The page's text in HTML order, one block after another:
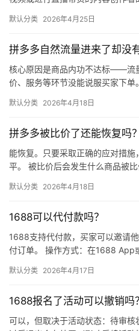
同等级…
默认分类 2026年4月25日
拼多多自然流量进来了却没
核心原因是商品内功不达标——流
价、服务等环节没能说服买家下
评少、…
默认分类 2026年4月18日
拼多多被比价了还能恢复吗？
能恢复。只要采取正确的应对措
平。 被比价后会发生什么商品被
网价格…
默认分类 2026年4月18日
1688可以代付款吗？
1688支持代付款，买家可以邀请
付订单。 操作方式：在1688 App
默认分类 2026年4月17日
1688报名了活动可以撤销吗？
可以，但取决于活动状态：待审